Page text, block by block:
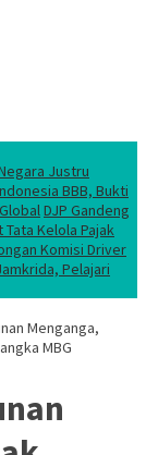
Justru
BBB, Bukti
DJP Gandeng
Kelola Pajak
Komisi Driver
Pelajari
Menganga,
MBG